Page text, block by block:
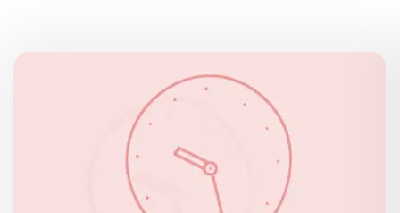
ÖFFNUNGSZEITEN
Täglich, 9.00 – 19.00 Uhr
Letzter Einlass: 30 Minuten vor Schließung
Feiertage:
Am 1. Januar und 25. Dezember geschlossen